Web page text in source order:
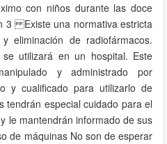
con niños durante las doce
3 Existe una normativa estricta
eliminación de radiofármacos.
utilizará en un hospital. Este
y administrado por
y cualificado para utilizarlo de
tendrán especial cuidado para el
le mantendrán informado de sus
de máquinas No son de esperar